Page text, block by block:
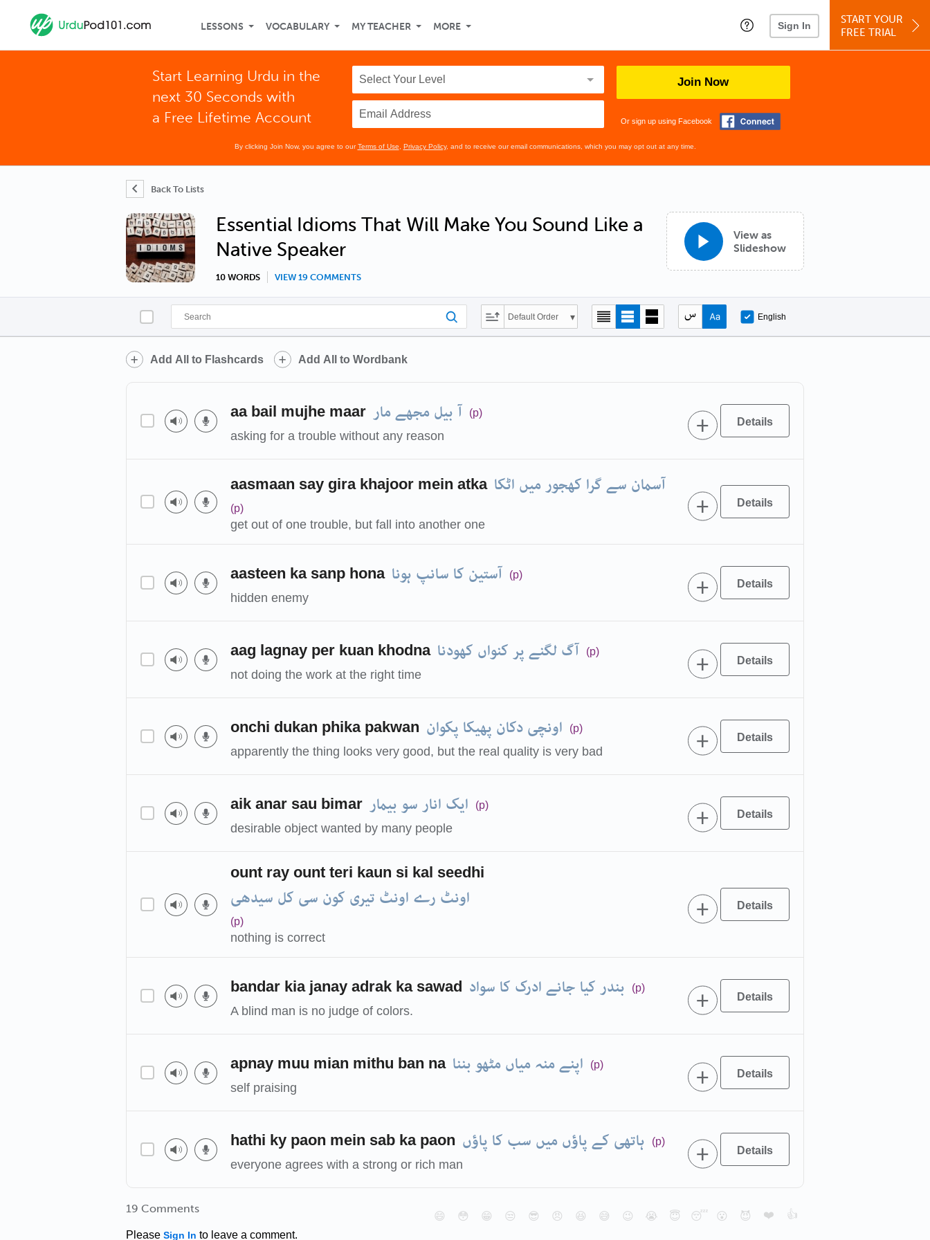
LESSONS VOCABULARY MY TEACHER MORE Sign In
START YOUR
FREE TRIAL
Start Learning Urdu in the
next 30 Seconds with
a Free Lifetime Account
Join Now
Or sign up using Facebook
By clicking Join Now, you agree to ourTerms of Use Privacy Policy, and to receive our email communications, which you may opt out at any time.
Back To Lists
Essential Idioms That Will Make You Sound Like a
Native Speaker
10 WORDS VIEW 19 COMMENTS
View as
Slideshow
Default Order English
Add All to Flashcards Add All to Wordbank
aa bail mujhe maar آ بیل مجھے مار (p)
asking for a trouble without any reason
aasmaan say gira khajoor mein atka آسمان سے گرا کھجور میں اٹکا
(p)
get out of one trouble, but fall into another one
aasteen ka sanp hona آستین کا سانپ ہونا (p)
hidden enemy
aag lagnay per kuan khodna آگ لگنے پر کنواں کھودنا (p)
not doing the work at the right time
onchi dukan phika pakwan اونچی دکان پھیکا پکوان (p)
apparently the thing looks very good, but the real quality is very bad
aik anar sau bimar ایک انار سو بیمار (p)
desirable object wanted by many people
ount ray ount teri kaun si kal seedhi
اونٹ رے اونٹ تیری کون سی کل سیدھی
(p)
nothing is correct
bandar kia janay adrak ka sawad بندر کیا جانے ادرک کا سواد (p)
A blind man is no judge of colors.
apnay muu mian mithu ban na اپنے منہ میاں مٹھو بننا (p)
self praising
hathi ky paon mein sab ka paon ہاتھی کے پاؤں میں سب کا پاؤں (p)
everyone agrees with a strong or rich man
19 Comments
Please Sign In to leave a comment.
😄 😳 😁 😒 😎 😠 😆 😅 😉 😭 😇 😴 😮 😈 ❤️ 👍